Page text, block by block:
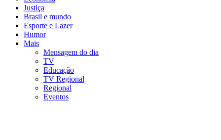
Justiça
Brasil e mundo
Esporte e Lazer
Humor
Mais
Mensagem do dia
TV
Educação
TV Regional
Regional
Eventos